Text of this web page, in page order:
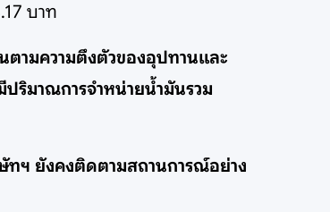
บาท
ตามความตึงตัวของอุปทานและ
ริมาณการจำหน่ายน้ำมันรวม
ทฯ ยังคงติดตามสถานการณ์อย่าง